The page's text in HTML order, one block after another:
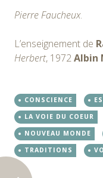
Pierre Faucheux.
L’enseignement de
Herbert, 1972Albin
CONSCIENCE
LA VOIE DU COEUR
NOUVEAU MONDE
TRADITIONS